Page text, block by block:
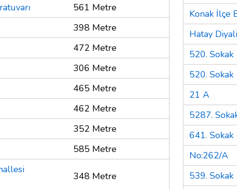
561 Metre
398 Metre
472 Metre
306 Metre
465 Metre
462 Metre
352 Metre
585 Metre
348 Metre
Konak İlçe
Hatay
520. Sokak
520. Sokak
21 A
5287.
641. Sokak
No:262/A
539. Sokak